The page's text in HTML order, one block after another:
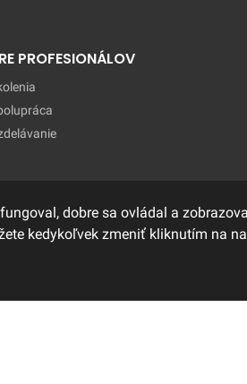
PROFESIONÁLOV
dobre sa ovládal a
kedykoľvek zmeniť kliknutím na